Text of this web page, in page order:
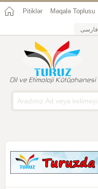
Pitiklər Məqalə Toplusu
فارسی